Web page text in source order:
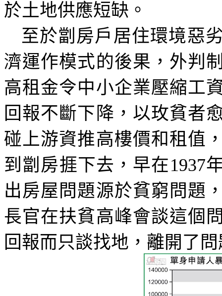
於土地供應短缺。
至於劏房戶居住環境惡
濟運作模式的後果，外判
高租金令中小企業壓縮工
回報不斷下降，以玫貧者
碰上游資推高樓價和租值
到劏房捱下去，早在1937
出房屋問題源於貧窮問題
長官在扶貧高峰會談這個
回報而只談找地，離開了